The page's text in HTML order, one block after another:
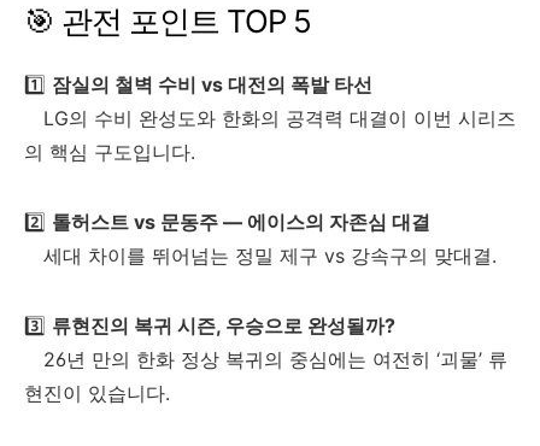
🎯 관전 포인트 TOP 5
1️⃣ 잠실의 철벽 수비 vs 대전의 폭발 타선
LG의 수비 완성도와 한화의 공격력 대결이 이번 시리즈
의 핵심 구도입니다.
2️⃣ 톨허스트 vs 문동주 — 에이스의 자존심 대결
세대 차이를 뛰어넘는 정밀 제구 vs 강속구의 맞대결.
3️⃣ 류현진의 복귀 시즌, 우승으로 완성될까?
26년 만의 한화 정상 복귀의 중심에는 여전히 ‘괴물’ 류
현진이 있습니다.